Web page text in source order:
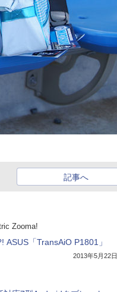
記事へ
Zooma!
「TransAiO P1801」
2013年5月22日